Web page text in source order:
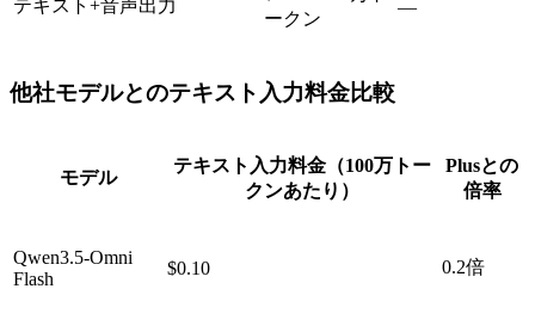
テキスト+音声出力
ークン
—
他社モデルとのテキスト入力料金比較
モデル
テキスト入力料金（100万トー
クンあたり）
Plusとの
倍率
Qwen3.5-Omni
Flash
$0.10 0.2倍